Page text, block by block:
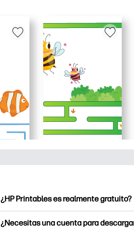
¿HP Printables es realmente gratuito?
¿Necesitas una cuenta para